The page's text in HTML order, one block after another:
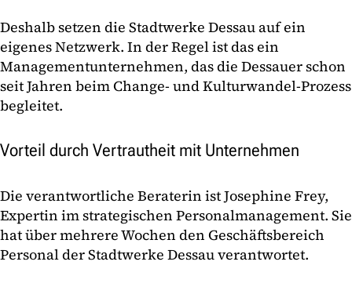
Deshalb setzen die Stadtwerke Dessau auf ein
eigenes Netzwerk. In der Regel ist das ein
Managementunternehmen, das die Dessauer schon
seit Jahren beim Change- und Kulturwandel-Prozess
begleitet.
Vorteil durch Vertrautheit mit Unternehmen
Die verantwortliche Beraterin ist Josephine Frey,
Expertin im strategischen Personalmanagement. Sie
hat über mehrere Wochen den Geschäftsbereich
Personal der Stadtwerke Dessau verantwortet.